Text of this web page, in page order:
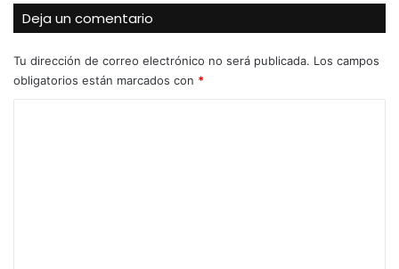
Deja un comentario
Tu dirección de correo electrónico no será publicada. Los campos
obligatorios están marcados con *